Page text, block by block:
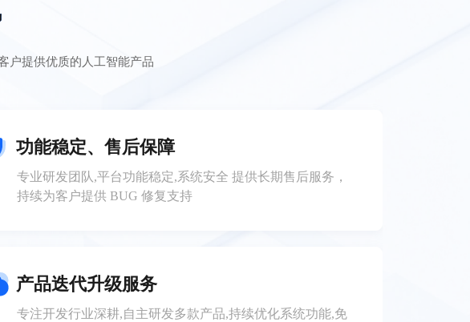
户提供优质的人工智能产品
功能稳定、售后保障
专业研发团队,平台功能稳定,系统安全 提供长期售后服务，
持续为客户提供 BUG 修复支持
产品迭代升级服务
专注开发行业深耕,自主研发多款产品,持续优化系统功能,免